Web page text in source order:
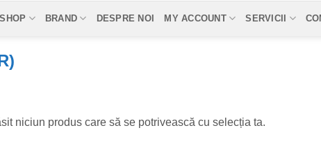
SHOP BRAND DESPRE NOI MY ACCOUNT SERVICII
niciun produs care să se potrivească cu selecția ta.